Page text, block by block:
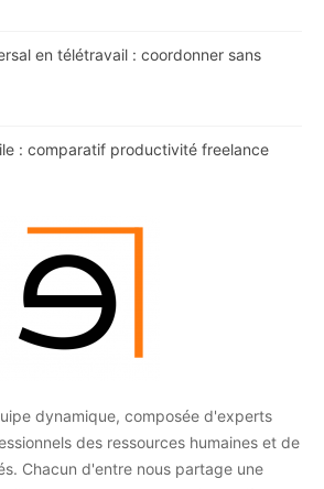
en télétravail : coordonner sans
: comparatif productivité freelance
dynamique, composée d'experts
des ressources humaines et de
Chacun d'entre nous partage une